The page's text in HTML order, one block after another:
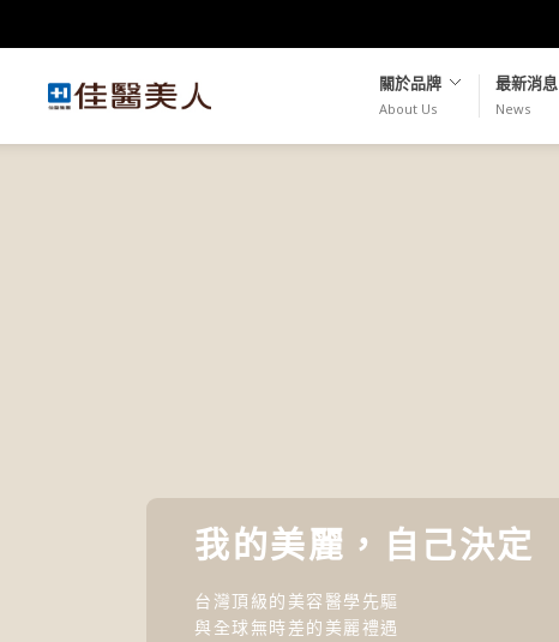
關於品牌
About Us
最新消息
News
我的美麗，自己決定
台灣頂級的美容醫學先驅
與全球無時差的美麗禮遇